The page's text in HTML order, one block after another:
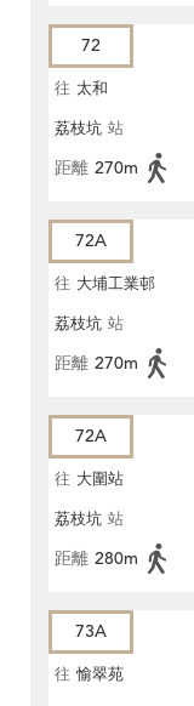
72
往 太和
荔枝坑 站
距離 270m
72A
往 大埔工業邨
荔枝坑 站
距離 270m
72A
往 大圍站
荔枝坑 站
距離 280m
73A
往 愉翠苑